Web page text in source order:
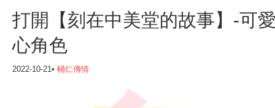
打開【刻在中美堂的故事】-可
心角色
2022-10-21• 輔仁傳情